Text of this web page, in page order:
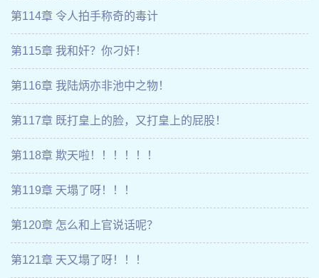
第114章 令人拍手称奇的毒计
第115章 我和奸？你刁奸！
第116章 我陆炳亦非池中之物！
第117章 既打皇上的脸，又打皇上的屁股！
第118章 欺天啦！！！！！！
第119章 天塌了呀！！！
第120章 怎么和上官说话呢？
第121章 天又塌了呀！！！